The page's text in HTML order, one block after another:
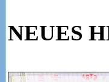
NEUES